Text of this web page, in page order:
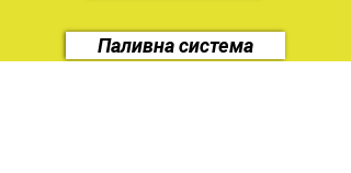
Паливна система